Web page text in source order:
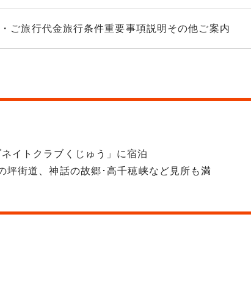
ご旅行代金旅行条件重要事項説明 その他ご案内
イトクラブくじゅう」に宿泊
坪街道、神話の故郷･高千穂峡など見所も満